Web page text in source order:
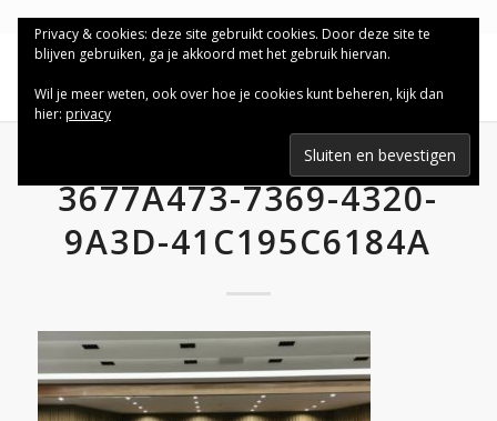
3677A473-7369-4320-
9A3D-41C195C6184A
Privacy & cookies: deze site gebruikt cookies. Door deze site te
blijven gebruiken, ga je akkoord met het gebruik hiervan.
Wil je meer weten, ook over hoe je cookies kunt beheren, kijk dan
hier: privacy